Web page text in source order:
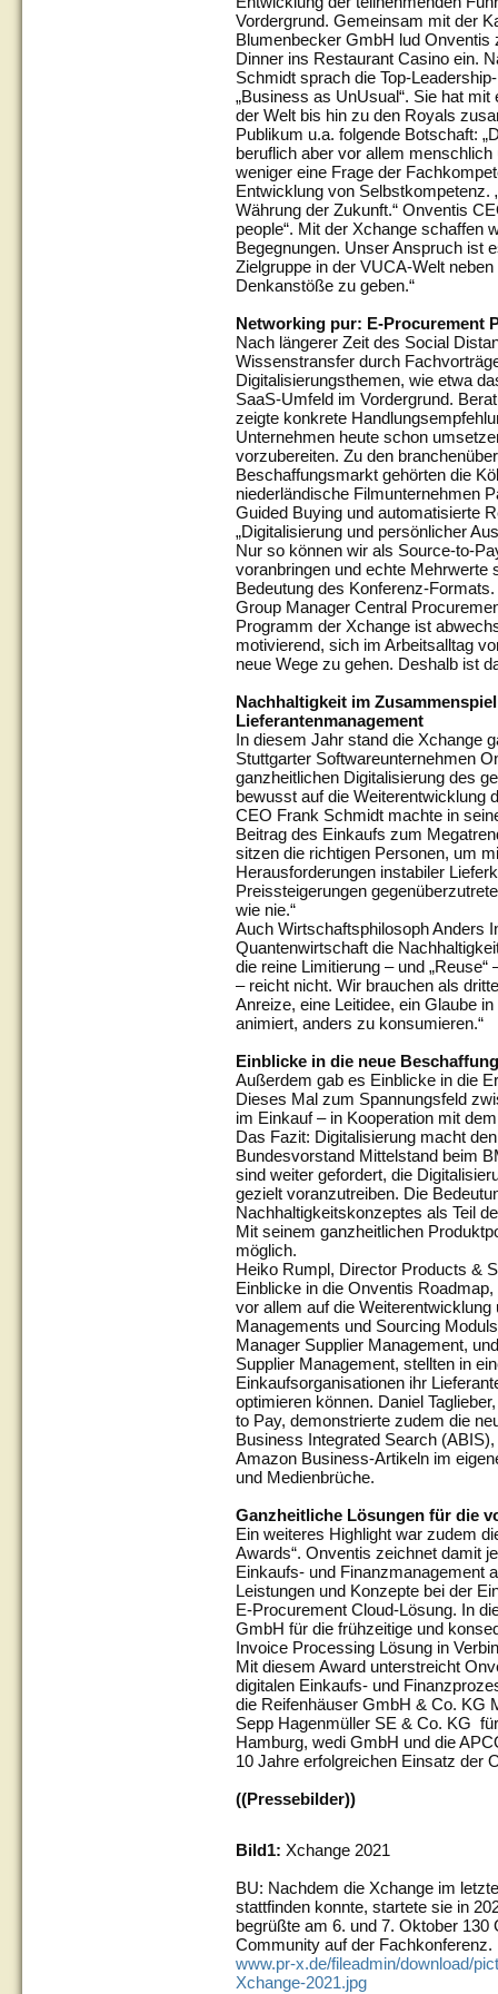
Vordergrund. Gemeinsam mit der
Blumenbecker GmbH lud Onventis
Dinner ins Restaurant Casino ein.
Schmidt sprach die Top-
„Business as UnUsual“. Sie hat
der Welt bis hin zu den Royals
Publikum u.a. folgende Botschaft:
beruflich aber vor allem
weniger eine Frage der
Entwicklung von Selbstkompetenz.
Währung der Zukunft.“ Onventis
people“. Mit der Xchange schaffen
Begegnungen. Unser Anspruch ist
Zielgruppe in der VUCA-Welt
Denkanstöße zu geben.“
Networking pur: E-Procurement
Nach längerer Zeit des Social
Wissenstransfer durch
Digitalisierungsthemen, wie etwa
SaaS-Umfeld im Vordergrund.
zeigte konkrete
Unternehmen heute schon
vorzubereiten. Zu den
Beschaffungsmarkt gehörten die
niederländische Filmunternehmen
Guided Buying und automatisierte
„Digitalisierung und persönlicher
Nur so können wir als Source-to-
voranbringen und echte Mehrwerte
Bedeutung des Konferenz-
Group Manager Central
Programm der Xchange ist
motivierend, sich im Arbeitsalltag
neue Wege zu gehen. Deshalb ist
Nachhaltigkeit im
Lieferantenmanagement
In diesem Jahr stand die Xchange
Stuttgarter Softwareunternehmen
ganzheitlichen Digitalisierung des
bewusst auf die Weiterentwicklung
CEO Frank Schmidt machte in
Beitrag des Einkaufs zum
sitzen die richtigen Personen, um
Herausforderungen instabiler
Preissteigerungen
wie nie.“
Auch Wirtschaftsphilosoph Anders
Quantenwirtschaft die
die reine Limitierung – und
– reicht nicht. Wir brauchen als
Anreize, eine Leitidee, ein Glaube
animiert, anders zu konsumieren.“
Einblicke in die neue
Außerdem gab es Einblicke in die
Dieses Mal zum Spannungsfeld
im Einkauf – in Kooperation mit
Das Fazit: Digitalisierung macht
Bundesvorstand Mittelstand beim
sind weiter gefordert, die
gezielt voranzutreiben. Die
Nachhaltigkeitskonzeptes als Teil
Mit seinem ganzheitlichen
möglich.
Heiko Rumpl, Director Products &
Einblicke in die Onventis
vor allem auf die
Managements und Sourcing
Manager Supplier Management,
Supplier Management, stellten in
Einkaufsorganisationen ihr
optimieren können. Daniel
to Pay, demonstrierte zudem die
Business Integrated Search
Amazon Business-Artikeln im
und Medienbrüche.
Ganzheitliche Lösungen für die
Ein weiteres Highlight war zudem
Awards“. Onventis zeichnet damit
Einkaufs- und Finanzmanagement
Leistungen und Konzepte bei der
E-Procurement Cloud-Lösung. In
GmbH für die frühzeitige und
Invoice Processing Lösung in
Mit diesem Award unterstreicht
digitalen Einkaufs- und
die Reifenhäuser GmbH & Co. KG
Sepp Hagenmüller SE & Co. KG
Hamburg, wedi GmbH und die
10 Jahre erfolgreichen Einsatz der
((Pressebilder))
Bild1: Xchange 2021
BU: Nachdem die Xchange im
stattfinden konnte, startete sie in
begrüßte am 6. und 7. Oktober
Community auf der Fachkonferenz.
www.pr-x.de/fileadmin/download/
Xchange-2021.jpg